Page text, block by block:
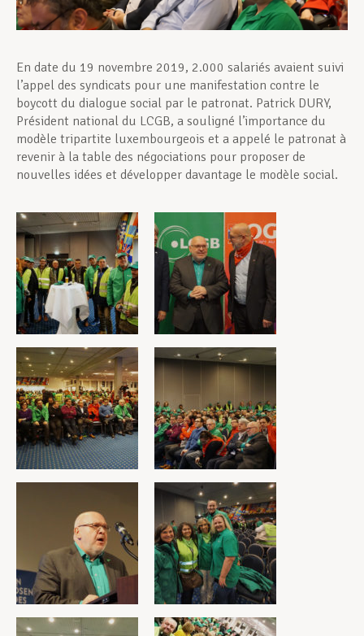
En date du 19 novembre 2019, 2.000 salariés avaient suivi
l’appel des syndicats pour une manifestation contre le
boycott du dialogue social par le patronat. Patrick DURY,
Président national du LCGB, a souligné l’importance du
modèle tripartite luxembourgeois et a appelé le patronat à
revenir à la table des négociations pour proposer de
nouvelles idées et développer davantage le modèle social.